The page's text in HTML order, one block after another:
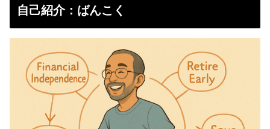
自己紹介：ばんこく